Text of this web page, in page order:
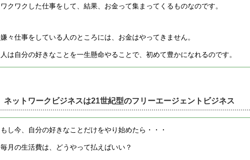
ワクワクした仕事をして、結果、お金って集まってくるものなのです。
嫌々仕事をしている人のところには、お金はやってきません。
人は自分の好きなことを一生懸命やることで、初めて豊かになれるのです。
ネットワークビジネスは21世紀型のフリーエージェント ビジネス
もし今、自分の好きなことだけをやり始めたら・・・
毎月の生活費は、どうやって払えばいい？